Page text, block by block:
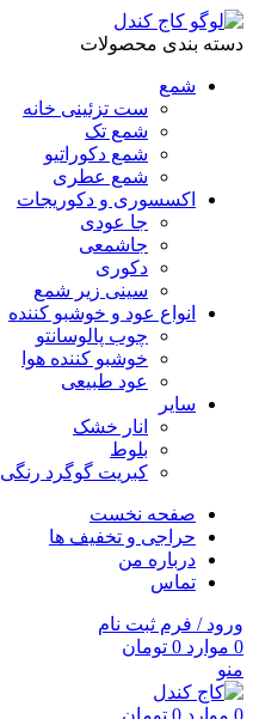
دسته بندی محصولات
شمع
ست تزئینی خانه
شمع تک
شمع دکوراتیو
شمع عطری
اکسسوری و دکوریجات
جا عودی
جاشمعی
دکوری
سینی زیر شمع
انواع عود و خوشبو کننده
چوب پالوسانتو
خوشبو کننده هوا
عود طبیعی
سایر
انار خشک
بلوط
کبریت گوگرد رنگی
صفحه نخست
حراجی و تخفیف ها
درباره من
تماس
ورود / فرم ثبت نام
0 موارد 0 تومان
منو
0 موارد 0 تومان